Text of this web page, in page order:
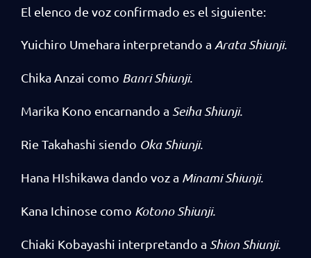
El elenco de voz confirmado es el siguiente:
Yuichiro Umehara interpretando a Arata Shiunji.
Chika Anzai como Banri Shiunji.
Marika Kono encarnando a Seiha Shiunji.
Rie Takahashi siendo Oka Shiunji.
Hana HIshikawa dando voz a Minami Shiunji.
Kana Ichinose como Kotono Shiunji.
Chiaki Kobayashi interpretando a Shion Shiunji.